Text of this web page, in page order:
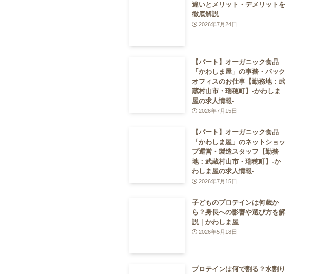
違いとメリット・デメリットを
徹底解説
2026年7月24日
【パート】オーガニック食品
「かわしま屋」の事務・バック
オフィスのお仕事【勤務地：武
蔵村山市・瑞穂町】-かわしま
屋の求人情報-
2026年7月15日
【パート】オーガニック食品
「かわしま屋」のネットショッ
プ運営・製造スタッフ【勤務
地：武蔵村山市・瑞穂町】-か
わしま屋の求人情報-
2026年7月15日
子どものプロテインは何歳か
ら？身長への影響や選び方を解
説｜かわしま屋
2026年5月18日
プロテインは何で割る？水割り